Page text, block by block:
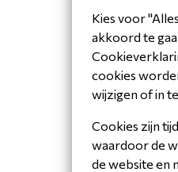
Bengio Bumper
Ribprotector
oranje/zwart
€ 232,32
€ 192,00 (ex.
Op voorraad
Kies voor
akkoord te
cookies
wijzigen of in
Cookies zijn
waardoor de
de website en